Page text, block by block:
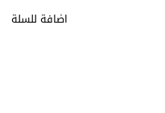
اضافة للسلة